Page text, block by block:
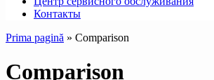
Контакты
Prima pagină » Comparison
Comparison